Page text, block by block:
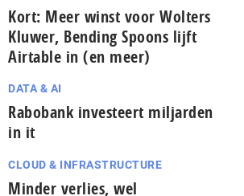
Kort: Meer winst voor Wolters
Kluwer, Bending Spoons lijft
Airtable in (en meer)
DATA & AI
Rabobank investeert miljarden
in it
CLOUD & INFRASTRUCTURE
Minder verlies, wel